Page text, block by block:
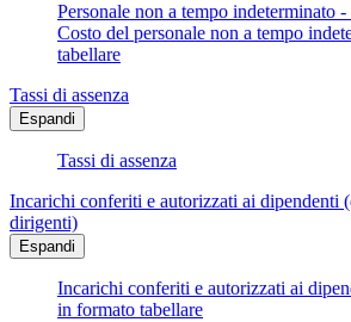
Personale non a tempo indeterminato
Costo del personale non a tempo
tabellare
Tassi di assenza
Espandi
Tassi di assenza
Incarichi conferiti e autorizzati ai dipendenti
dirigenti)
Espandi
Incarichi conferiti e autorizzati ai
in formato tabellare